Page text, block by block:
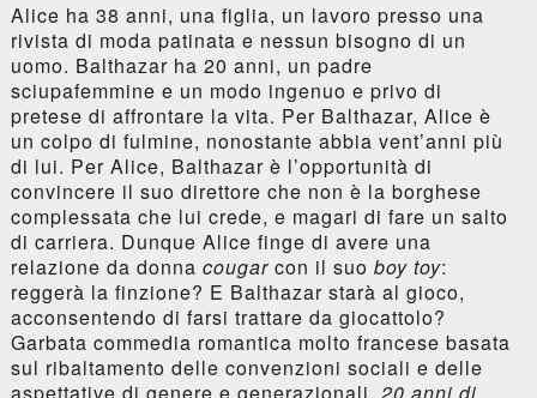
Alice ha 38 anni, una figlia, un lavoro presso una
rivista di moda patinata e nessun bisogno di un
uomo. Balthazar ha 20 anni, un padre
sciupafemmine e un modo ingenuo e privo di
pretese di affrontare la vita. Per Balthazar, Alice è
un colpo di fulmine, nonostante abbia vent’anni più
di lui. Per Alice, Balthazar è l’opportunità di
convincere il suo direttore che non è la borghese
complessata che lui crede, e magari di fare un salto
di carriera. Dunque Alice finge di avere una
relazione da donna cougarcon il suo boy toy:
reggerà la finzione? E Balthazar starà al gioco,
acconsentendo di farsi trattare da giocattolo?
Garbata commedia romantica molto francese basata
sul ribaltamento delle convenzioni sociali e delle